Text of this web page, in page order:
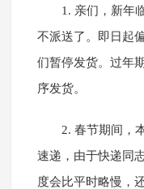
1. 亲们，新年
不派送了。即日起
们暂停发货。过年
序发货。
2. 春节期间，
速递，由于快递同
度会比平时略慢，